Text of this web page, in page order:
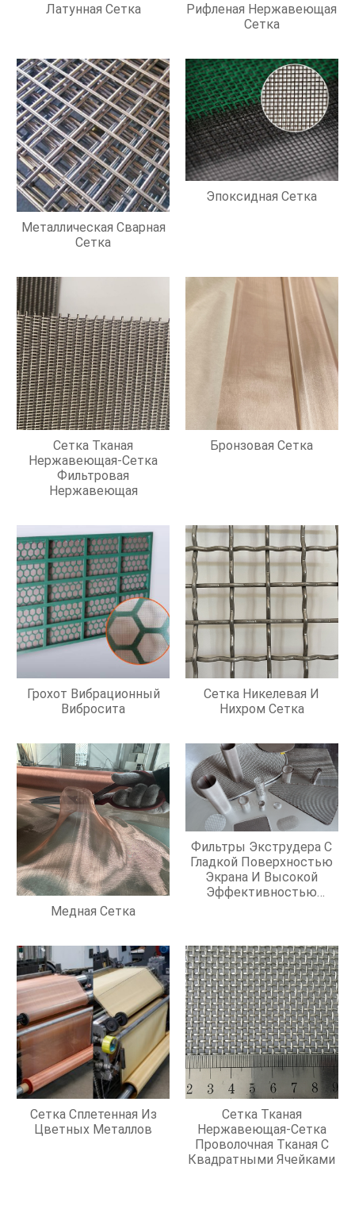
Латунная Сетка
Рифленая Нержавеющая
Сетка
Металлическая Сварная
Сетка
Эпоксидная Сетка
Сетка Тканая
Нержавеющая-Сетка
Фильтровая
Нержавеющая
Бронзовая Сетка
Грохот Вибрационный
Вибросита
Сетка Никелевая И
Нихром Сетка
Медная Сетка
Фильтры Экструдера С
Гладкой Поверхностью
Экрана И Высокой
Эффективностью
Сетка Сплетенная Из
Цветных Металлов
Сетка Тканая
Нержавеющая-Сетка
Проволочная Тканая С
Квадратными Ячейками